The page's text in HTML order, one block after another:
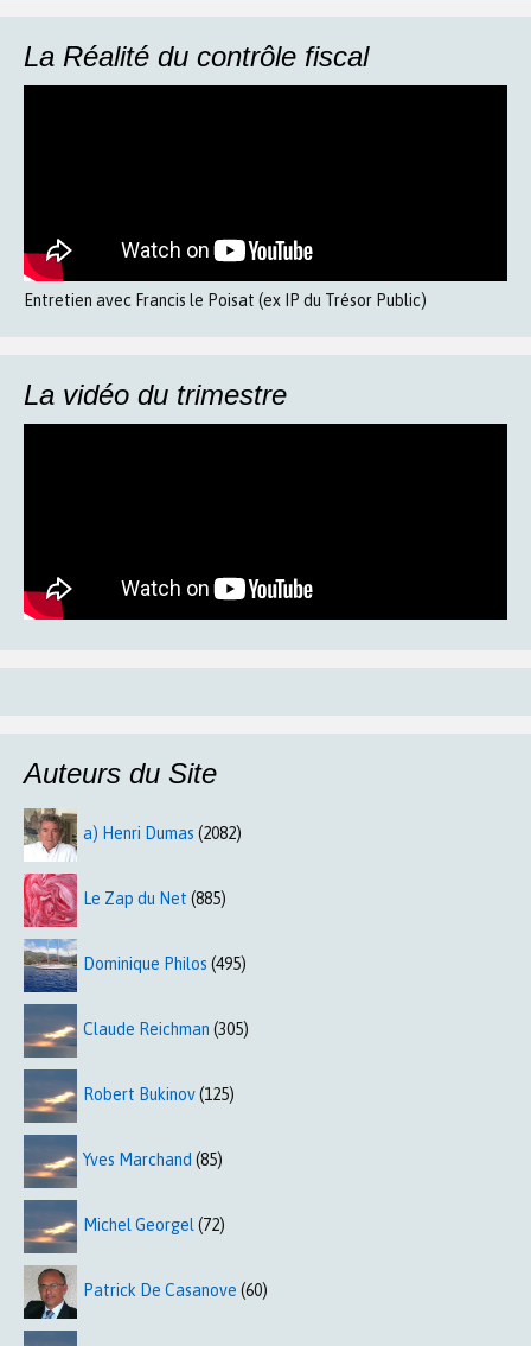
La Réalité du contrôle fiscal
Entretien avec Francis le Poisat (ex IP du Trésor Public)
La vidéo du trimestre
Auteurs du Site
a) Henri Dumas (2082)
Le Zap du Net (885)
Dominique Philos (495)
Claude Reichman (305)
Robert Bukinov(125)
Yves Marchand (85)
Michel Georgel (72)
Patrick De Casanove (60)